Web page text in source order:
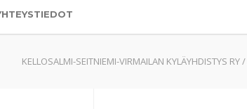
KELLOSALMI-SEITNIEMI-VIRMAILAN KYLÄYHDISTYS RY/